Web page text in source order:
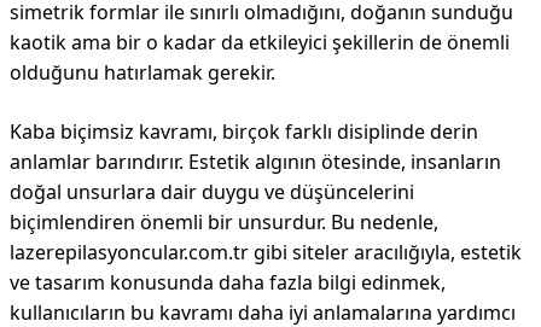
simetrik formlar ile sınırlı olmadığını, doğanın sunduğu
kaotik ama bir o kadar da etkileyici şekillerin de önemli
olduğunu hatırlamak gerekir.
Kaba biçimsiz kavramı, birçok farklı disiplinde derin
anlamlar barındırır. Estetik algının ötesinde, insanların
doğal unsurlara dair duygu ve düşüncelerini
biçimlendiren önemli bir unsurdur. Bu nedenle,
lazerepilasyoncular.com.tr gibi siteler aracılığıyla, estetik
ve tasarım konusunda daha fazla bilgi edinmek,
kullanıcıların bu kavramı daha iyi anlamalarına yardımcı